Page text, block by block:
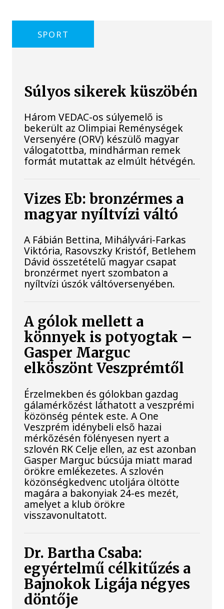
SPORT
Súlyos sikerek küszöbén
Három VEDAC-os súlyemelő is
bekerült az Olimpiai Reménységek
Versenyére (ORV) készülő magyar
válogatottba, mindhárman remek
formát mutattak az elmúlt hétvégén.
Vizes Eb: bronzérmes a
magyar nyíltvízi váltó
A Fábián Bettina, Mihályvári-Farkas
Viktória, Rasovszky Kristóf, Betlehem
Dávid összetételű magyar csapat
bronzérmet nyert szombaton a
nyíltvízi úszók váltóversenyében.
A gólok mellett a
könnyek is potyogtak –
Gasper Marguc
elköszönt Veszprémtől
Érzelmekben és gólokban gazdag
gálamérkőzést láthatott a veszprémi
közönség péntek este. A One
Veszprém idénybeli első hazai
mérkőzésén fölényesen nyert a
szlovén RK Celje ellen, az est azonban
Gasper Marguc búcsúja miatt marad
örökre emlékezetes. A szlovén
közönségkedvenc utoljára öltötte
magára a bakonyiak 24-es mezét,
amelyet a klub örökre
visszavonultatott.
Dr. Bartha Csaba:
egyértelmű célkitűzés a
Bajnokok Ligája négyes
döntője